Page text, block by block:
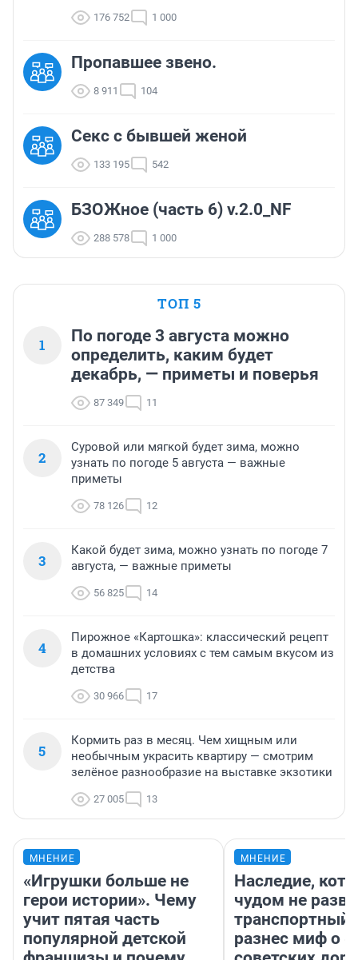
176 752 1 000
Пропавшее звено.
8 911 104
Секс с бывшей женой
133 195 542
БЗОЖное (часть 6) v.2.0_NF
288 578 1 000
ТОП 5
1
По погоде 3 августа можно
определить, каким будет
декабрь, — приметы и поверья
87 349 11
2
Суровой или мягкой будет зима, можно
узнать по погоде 5 августа — важные
приметы
78 126 12
3
Какой будет зима, можно узнать по погоде 7
августа, — важные приметы
56 825 14
4
Пирожное «Картошка»: классический рецепт
в домашних условиях с тем самым вкусом из
детства
30 966 17
5
Кормить раз в месяц. Чем хищным или
необычным украсить квартиру — смотрим
зелёное разнообразие на выставке экзотики
27 005 13
МНЕНИЕ
«Игрушки больше не
герои истории». Чему
учит пятая часть
популярной детской
МНЕНИЕ
Наследие,
чудом не
транспортный
разнес миф о